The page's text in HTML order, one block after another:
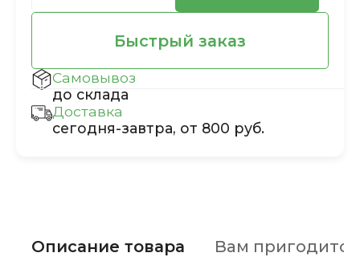
Быстрый заказ
Самовывоз
до склада
Доставка
сегодня-завтра, от 800 руб.
Описание товара Вам пригодится